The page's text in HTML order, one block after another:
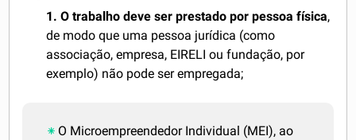
1. O trabalho deve ser prestado por pessoa física,
de modo que uma pessoa jurídica (como
associação, empresa, EIRELI ou fundação, por
exemplo) não pode ser empregada;
O Microempreendedor Individual (MEI), ao